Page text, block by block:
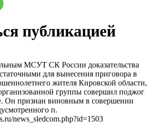
публикацией
МСУТ СК России доказательства
для вынесения приговора в
жителя Кировской области,
группы совершил поджог
Он признан виновным в совершении
п.
news_sledcom.php?id=1503